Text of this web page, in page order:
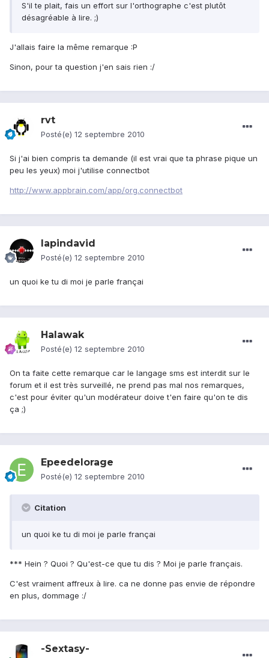
S'il te plait, fais un effort sur l'orthographe c'est plutôt
désagréable à lire. ;)
J'allais faire la même remarque :P
Sinon, pour ta question j'en sais rien :/
rvt
Posté(e) 12 septembre 2010
Si j'ai bien compris ta demande (il est vrai que ta phrase pique un
peu les yeux) moi j'utilise connectbot
http://www.appbrain.com/app/org.connectbot
lapindavid
Posté(e) 12 septembre 2010
un quoi ke tu di moi je parle françai
Halawak
Posté(e) 12 septembre 2010
On ta faite cette remarque car le langage sms est interdit sur le
forum et il est très surveillé, ne prend pas mal nos remarques,
c'est pour éviter qu'un modérateur doive t'en faire qu'on te dis
ça ;)
Epeedelorage
Posté(e) 12 septembre 2010
Citation
un quoi ke tu di moi je parle françai
*** Hein ? Quoi ? Qu'est-ce que tu dis ? Moi je parle français.
C'est vraiment affreux à lire. ca ne donne pas envie de répondre
en plus, dommage :/
-Sextasy-